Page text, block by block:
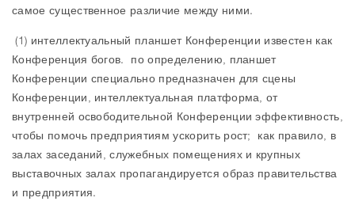
самое существенное различие между ними.
(1) интеллектуальный планшет Конференции известен как
Конференция богов. по определению, планшет
Конференции специально предназначен для сцены
Конференции, интеллектуальная платформа, от
внутренней освободительной Конференции эффективность,
чтобы помочь предприятиям ускорить рост; как правило, в
залах заседаний, служебных помещениях и крупных
выставочных залах пропагандируется образ правительства
и предприятия.